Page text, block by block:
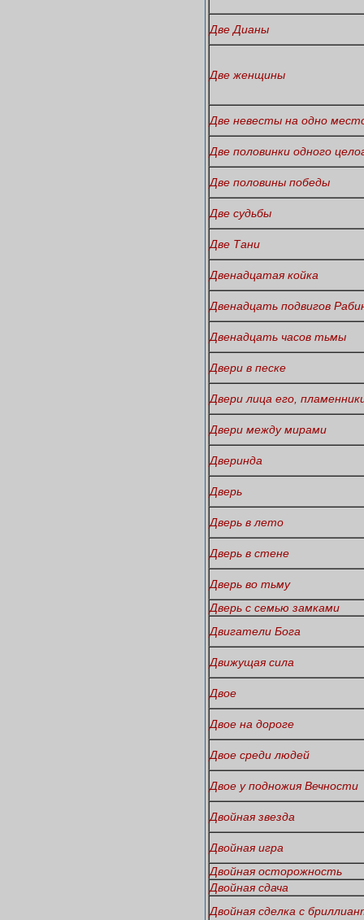
Две Дианы
Две женщины
Две невесты на одно
Две половинки одного
Две половины победы
Две судьбы
Две Тани
Двенадцатая койка
Двенадцать подвигов
Двенадцать часов тьмы
Двери в песке
Двери лица его,
Двери между мирами
Дверинда
Дверь
Дверь в лето
Дверь в стене
Дверь во тьму
Дверь с семью замками
Двигатели Бога
Движущая сила
Двое
Двое на дороге
Двое среди людей
Двое у подножия Вечности
Двойная звезда
Двойная игра
Двойная осторожность
Двойная сдача
Двойная сделка с